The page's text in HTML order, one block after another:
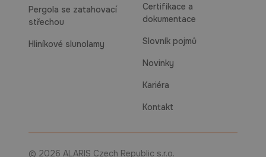
Pergola se zatahovací
střechou
Hliníkové slunolamy
Certifikace a
dokumentace
Slovník pojmů
Novinky
Kariéra
Kontakt
© 2026 ALARIS Czech Republic s.r.o.